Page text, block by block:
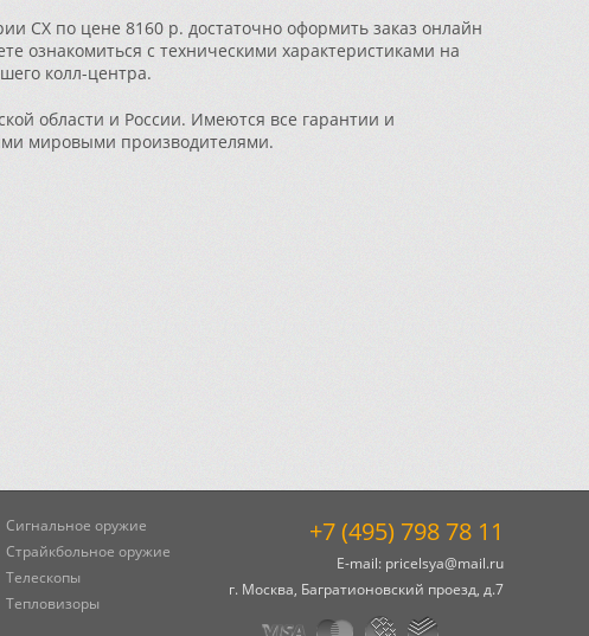
CX по цене 8160 р. достаточно оформить заказ онлайн
ознакомиться с техническими характеристиками на
колл-центра.
области и России. Имеются все гарантии и
мировыми производителями.
Сигнальное оружие
Страйкбольное оружие
Телескопы
Тепловизоры
+7 (495) 798 78 11
E-mail: pricelsya@mail.ru
г. Москва, Багратионовский проезд, д.7